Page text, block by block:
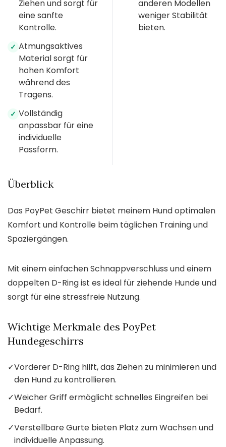
Ziehen und sorgt für
eine sanfte
Kontrolle.
✓ Atmungsaktives
Material sorgt für
hohen Komfort
während des
Tragens.
✓ Vollständig
anpassbar für eine
individuelle
Passform.
anderen Modellen
weniger Stabilität
bieten.
Überblick
Das PoyPet Geschirr bietet meinem Hund optimalen
Komfort und Kontrolle beim täglichen Training und
Spaziergängen.
Mit einem einfachen Schnappverschluss und einem
doppelten D-Ring ist es ideal für ziehende Hunde und
sorgt für eine stressfreie Nutzung.
Wichtige Merkmale des PoyPet
Hundegeschirrs
✓Vorderer D-Ring hilft, das Ziehen zu minimieren und
den Hund zu kontrollieren.
✓Weicher Griff ermöglicht schnelles Eingreifen bei
Bedarf.
✓Verstellbare Gurte bieten Platz zum Wachsen und
individuelle Anpassung.